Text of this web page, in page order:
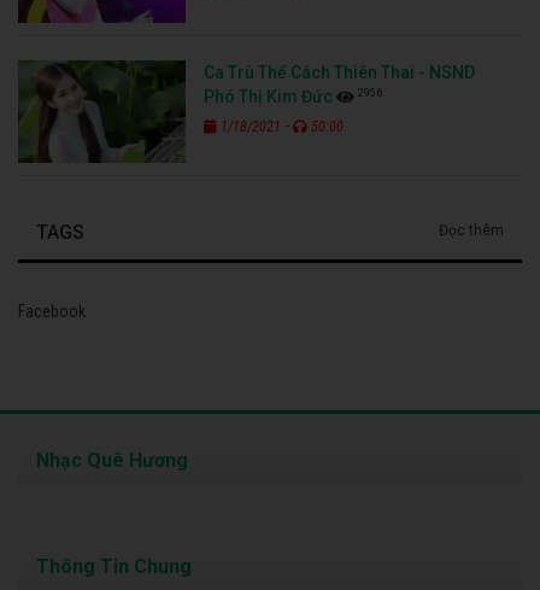
Ca Trù Thể Cách Thiên Thai - NSND
Phó Thị Kim Đức
2956
1/18/2021 - 50:00
TAGS Đọc thêm
Facebook
Nhạc Quê Hương
Thông Tin Chung